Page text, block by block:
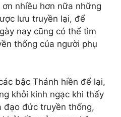
nhiều hơn nữa những
lưu truyền lại, để
nay cũng có thể tìm
thống của người phụ
bậc Thánh hiền để lại,
khỏi kinh ngạc khi thấy
đạo đức truyền thống,